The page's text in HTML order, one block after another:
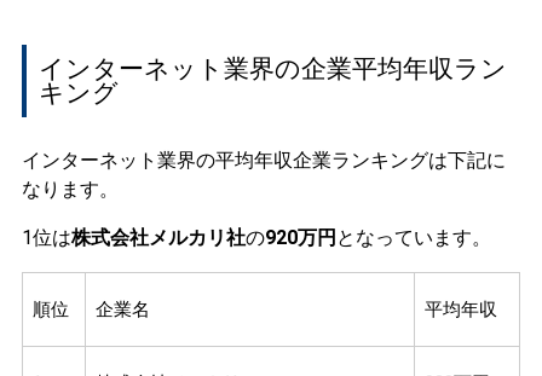
インターネット業界の企業平均年収ラン
キング
インターネット業界の平均年収企業ランキングは下記に
なります。
1位は株式会社メルカリ社の920万円 となっています。
順位 企業名 平均年収